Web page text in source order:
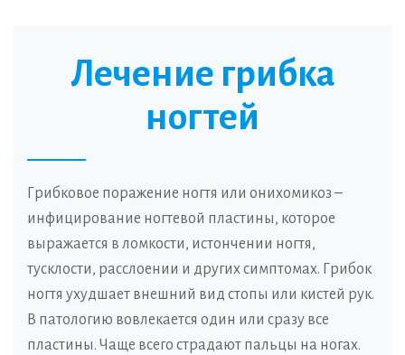
Лечение грибка
ногтей
Грибковое поражение ногтя или онихомикоз –
инфицирование ногтевой пластины, которое
выражается в ломкости, истончении ногтя,
тусклости, расслоении и других симптомах. Грибок
ногтя ухудшает внешний вид стопы или кистей рук.
В патологию вовлекается один или сразу все
пластины. Чаще всего страдают пальцы на ногах.